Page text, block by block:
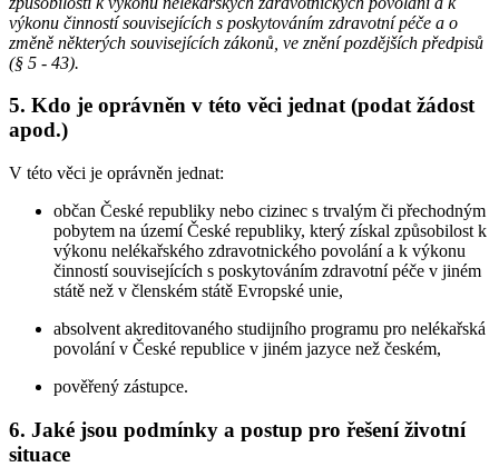
výkonu činností souvisejících s poskytováním zdravotní péče a o
změně některých souvisejících zákonů, ve znění pozdějších předpisů
(§ 5 - 43).
5. Kdo je oprávněn v této věci jednat (podat žádost
apod.)
V této věci je oprávněn jednat:
občan České republiky nebo cizinec s trvalým či přechodným
pobytem na území České republiky, který získal způsobilost k
výkonu nelékařského zdravotnického povolání a k výkonu
činností souvisejících s poskytováním zdravotní péče v jiném
státě než v členském státě Evropské unie,
absolvent akreditovaného studijního programu pro nelékařská
povolání v České republice v jiném jazyce než českém,
pověřený zástupce.
6. Jaké jsou podmínky a postup pro řešení životní
situace